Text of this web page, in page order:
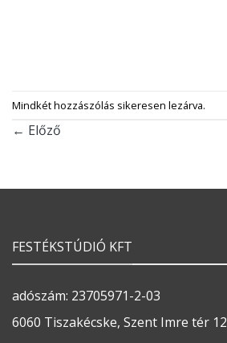
Mindkét hozzászólás sikeresen lezárva.
← Előző
FESTÉKSTÚDIÓ KFT
adószám: 23705971-2-03
6060 Tiszakécske, Szent Imre tér 12